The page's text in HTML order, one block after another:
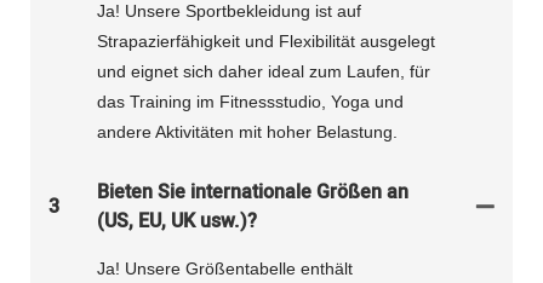
Ja! Unsere Sportbekleidung ist auf
Strapazierfähigkeit und Flexibilität ausgelegt
und eignet sich daher ideal zum Laufen, für
das Training im Fitnessstudio, Yoga und
andere Aktivitäten mit hoher Belastung.
3
Bieten Sie internationale Größen an
(US, EU, UK usw.)?
Ja! Unsere Größentabelle enthält